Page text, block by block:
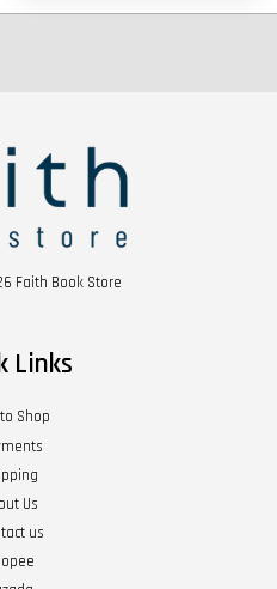
Faith Book Store
Links
Shop
Us
us